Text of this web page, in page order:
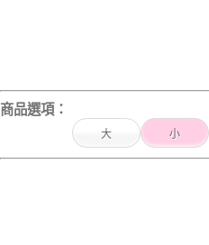
商品選項：
大 小